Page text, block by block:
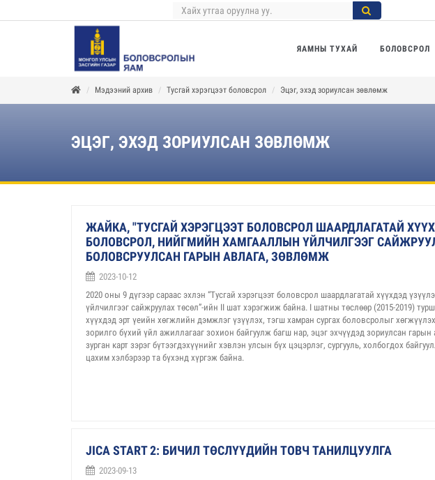
ЯАМНЫ ТУХАЙ БОЛОВСРОЛ
Мэдээний архив Тусгай хэрэгцээт боловсрол Эцэг, эхэд зориулсан зөвлөмж
ЭЦЭГ, ЭХЭД ЗОРИУЛСАН ЗӨВЛӨМЖ
ЖАЙКА, "ТУСГАЙ ХЭРЭГЦЭЭТ БОЛОВСРОЛ ШААРДЛАГАТАЙ
БОЛОВСРОЛ, НИЙГМИЙН ХАМГААЛЛЫН ҮЙЛЧИЛГЭЭГ
БОЛОВСРУУЛСАН ГАРЫН АВЛАГА, ЗӨВЛӨМЖ
2023-10-12
2020 оны 9 дүгээр сараас эхлэн “Тусгай хэрэгцээт боловсрол шаардлагатай хүүхдэд
үйлчилгээг сайжруулах төсөл”-ийн II шат хэрэгжиж байна. I шатны төслөөр (2015-2019)
хүүхдэд эрт үеийн хөгжлийн дэмжлэг үзүүлэх, тэгш хамран сургах боловсролыг
зорилго бүхий үйл ажиллагааг зохион байгуулж багш нар, эцэг эхчүүдэд зориулсан
зурган карт зэрэг бүтээгдэхүүнийг хэвлэн улсын бүх цэцэрлэг, сургууль, холбогдох
цахим хэлбэрээр та бүхэнд хүргэж байна.
JICA START 2: БИЧИЛ ТӨСЛҮҮДИЙН ТОВЧ ТАНИЛЦУУЛГА
2023-09-13